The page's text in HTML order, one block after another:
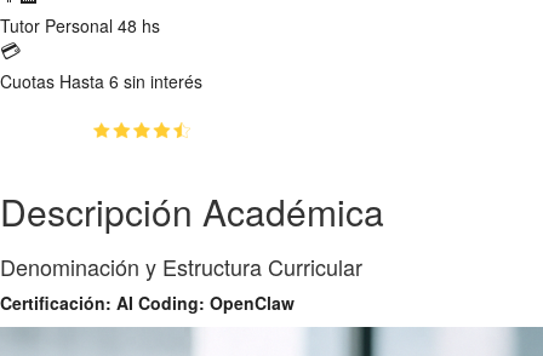
Tutor Personal 48 hs
💳
Cuotas Hasta 6 sin interés
Descripción Académica
Denominación y Estructura Curricular
Certificación: AI Coding: OpenClaw